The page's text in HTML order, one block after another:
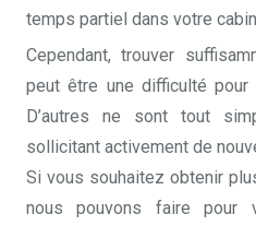
temps partiel dans votre
Cependant, trouver
peut être une difficulté pour
D’autres ne sont tout
sollicitant activement de
Si vous souhaitez obtenir
nous pouvons faire pour